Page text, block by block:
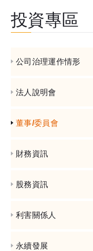
投資專區
公司治理運作情形
法人說明會
董事/委員會
財務資訊
股務資訊
利害關係人
永續發展